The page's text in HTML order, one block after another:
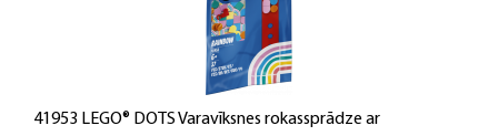
41953 LEGO® DOTS Varavīksnes rokassprādze ar